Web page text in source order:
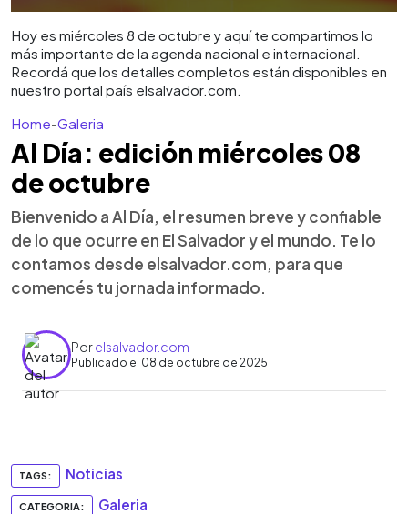
Hoy es miércoles 8 de octubre y aquí te compartimos lo
más importante de la agenda nacional e internacional.
Recordá que los detalles completos están disponibles en
nuestro portal país elsalvador.com.
Home-Galeria
Al Día: edición miércoles 08
de octubre
Bienvenido a Al Día, el resumen breve y confiable
de lo que ocurre en El Salvador y el mundo. Te lo
contamos desde elsalvador.com, para que
comencés tu jornada informado.
Porelsalvador.com
Publicado el 08 de octubre de 2025
► Escuchar artículo
TAGS: Noticias
CATEGORIA: Galeria